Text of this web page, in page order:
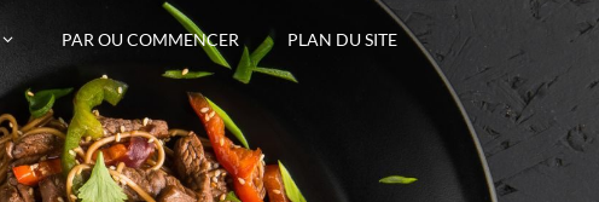
PAR OU COMMENCER PLAN DU SITE